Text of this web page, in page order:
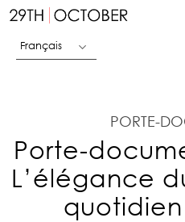
Français
PORTE-
Porte-
L’élégance